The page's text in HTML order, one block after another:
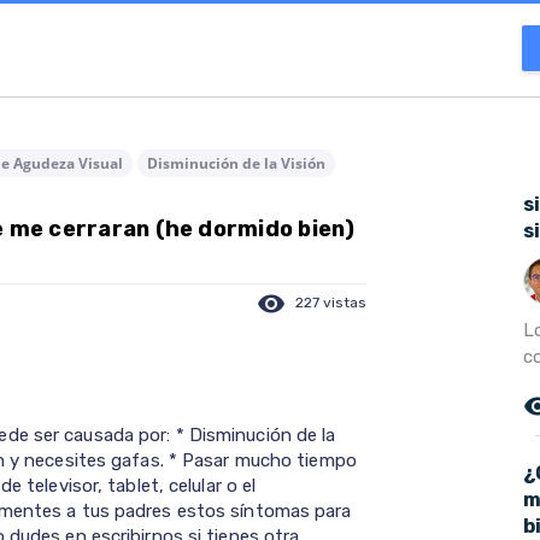
Agudeza Visual
Disminución de la Visión
me cerraran (he dormido bien)
visibility 227 vistas
ser causada por: * Disminución de la
y necesites gafas. * Pasar mucho tiempo
televisor, tablet, celular o el
a tus padres estos síntomas para